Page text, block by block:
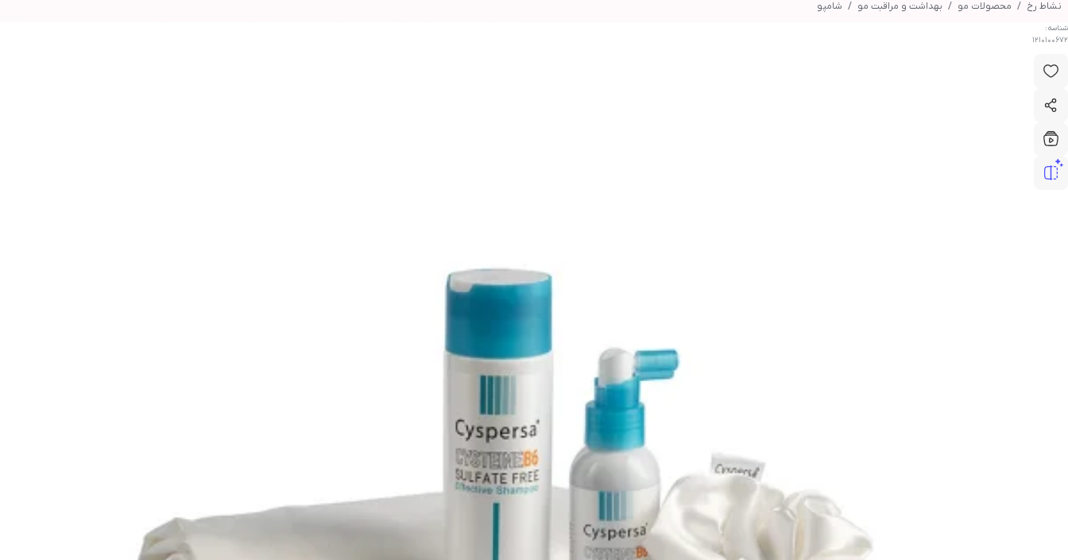
نشاط رخ محصولات مو بهداشت و مراقبت مو شامپو
شناسه:
1210100672